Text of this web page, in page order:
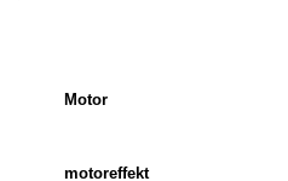
Motor
motoreffekt